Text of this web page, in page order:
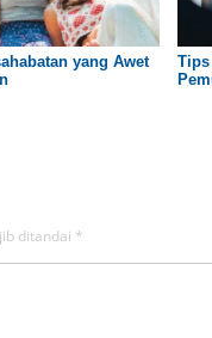
yang Awet
ditandai *